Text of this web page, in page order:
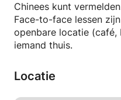
Drie belangrijke
Gericht op
Cultureel gerelateerd
Klaar om te beginnen?
Chinees kunt
Face-to-face lessen
openbare locatie
iemand thuis.
Locatie